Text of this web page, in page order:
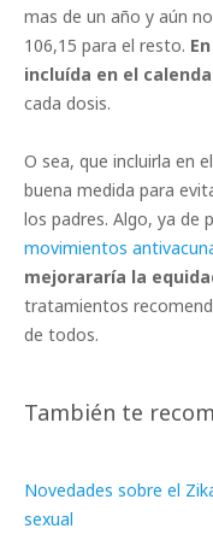
mas de un año y aún
106,15 para el resto.
incluída en el
cada dosis.
O sea, que incluirla en
buena medida para
los padres. Algo, ya de
movimientos
mejorararía la
tratamientos
de todos.
También te
Novedades sobre el
sexual